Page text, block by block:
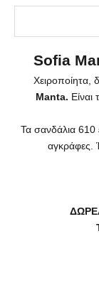
Sofia
Χειροποίητα,
Manta.
Τα σανδάλια 610
αγκράφες.